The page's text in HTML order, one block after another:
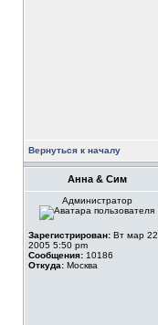
Вернуться к началу
Анна & Сим
Администратор
Зарегистрирован: Вт мар 22,
2005 5:50 pm
Сообщения: 10186
Откуда: Москва